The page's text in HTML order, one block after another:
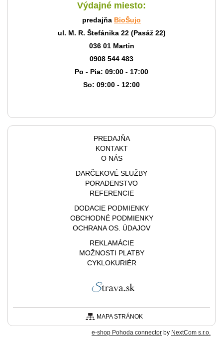
Výdajné miesto:
predajňa BioŠujo
ul. M. R. Štefánika 22 (Pasáž 22)
036 01 Martin
0908 544 483
Po - Pia: 09:00 - 17:00
So: 09:00 - 12:00
PREDAJŇA
KONTAKT
O NÁS
DARČEKOVÉ SLUŽBY
PORADENSTVO
REFERENCIE
DODACIE PODMIENKY
OBCHODNÉ PODMIENKY
OCHRANA OS. ÚDAJOV
REKLAMÁCIE
MOŽNOSTI PLATBY
CYKLOKURIÉR
MAPA STRÁNOK
e-shop Pohoda connector by NextCom s.r.o.